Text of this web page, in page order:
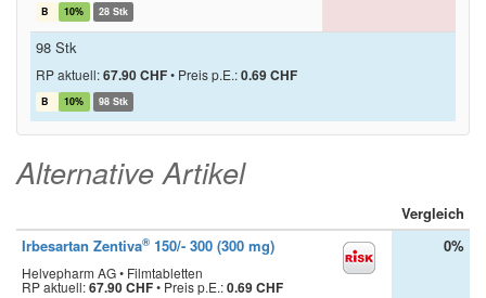
B 10% 28 Stk
98 Stk
RP aktuell:67.90 CHF• Preis p.E.:0.69 CHF
B 10% 98 Stk
Alternative Artikel
Vergleich
Irbesartan Zentiva® 150/- 300 (300 mg)
Helvepharm AG • Filmtabletten
RP aktuell:67.90 CHF• Preis p.E.:0.69 CHF
0%